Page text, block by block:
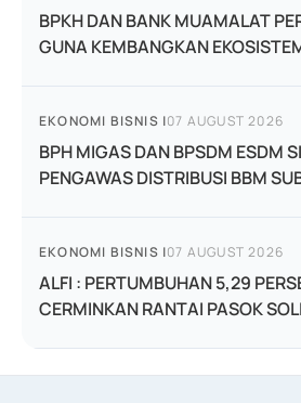
BPKH DAN BANK MUAMALAT
GUNA KEMBANGKAN
EKONOMI BISNIS |07 AUGUST 2026
BPH MIGAS DAN BPSDM ESDM
PENGAWAS DISTRIBUSI BBM
EKONOMI BISNIS |07 AUGUST 2026
ALFI : PERTUMBUHAN 5,29
CERMINKAN RANTAI PASOK